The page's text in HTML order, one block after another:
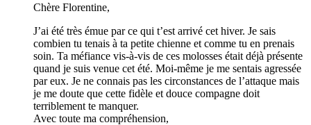
Chère Florentine,
J’ai été très émue par ce qui t’est arrivé cet hiver. Je sais
combien tu tenais à ta petite chienne et comme tu en prenais
soin. Ta méfiance vis-à-vis de ces molosses était déjà présente
quand je suis venue cet été. Moi-même je me sentais agressée
par eux. Je ne connais pas les circonstances de l’attaque mais
je me doute que cette fidèle et douce compagne doit
terriblement te manquer.
Avec toute ma compréhension,